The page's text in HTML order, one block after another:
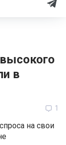
в
1